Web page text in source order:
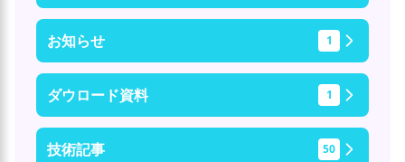
お知らせ 1
ダウロード資料 1
技術記事 50